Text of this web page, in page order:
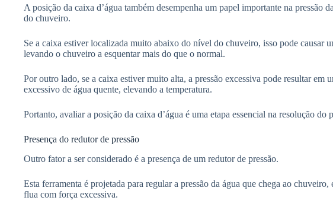
A posição da caixa d’água também desempenha um papel importante na pressão
do chuveiro.
Se a caixa estiver localizada muito abaixo do nível do chuveiro, isso pode causar
levando o chuveiro a esquentar mais do que o normal.
Por outro lado, se a caixa estiver muito alta, a pressão excessiva pode resultar em
excessivo de água quente, elevando a temperatura.
Portanto, avaliar a posição da caixa d’água é uma etapa essencial na resolução do
Presença do redutor de pressão
Outro fator a ser considerado é a presença de um redutor de pressão.
Esta ferramenta é projetada para regular a pressão da água que chega ao chuveiro,
flua com força excessiva.